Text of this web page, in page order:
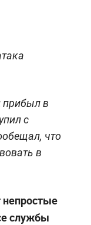
прибыл в
с
что
в
службы